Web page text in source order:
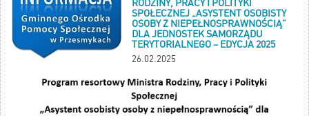
RODZINY, PRACY I POLITYKI
SPOŁECZNEJ „ASYSTENT OSOBISTY
OSOBY Z NIEPEŁNOSPRAWNOŚCIĄ”
DLA JEDNOSTEK SAMORZĄDU
TERYTORIALNEGO – EDYCJA 2025
26.02.2025